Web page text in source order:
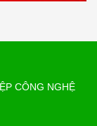
CÔNG NGHỆ